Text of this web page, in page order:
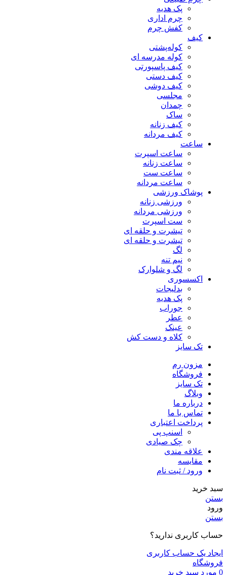
پک هدیه
چرم اداری
کفش چرم
کیف
کوله‌پشتی
کوله مدرسه ای
کیف پاسپورتی
کیف دستی
کیف دوشی
مجلسی
چمدان
ساک
کیف زنانه
کیف مردانه
ساعت
ساعت اسپرت
ساعت زنانه
ساعت ست
ساعت مردانه
پوشاک ورزشی
ورزشی زنانه
ورزشی مردانه
ست اسپرت
تیشرت و حلقه ای
تیشرت و حلقه ای
لگ
نیم تنه
لگ و شلوارک
اکسسوری
بدلیجات
پک هدیه
جوراب
عطر
عینک
کلاه و دست کش
تک سایز
مزون رم
فروشگاه
تک سایز
وبلاگ
درباره ما
تماس با ما
پرداخت اعتباری
اسنپ پی
چک صیادی
علاقه مندی
مقايسه
ورود / ثبت نام
سبد خرید
بستن
ورود
بستن
حساب کاربری ندارید؟
ایجاد یک حساب کاربری
فروشگاه
0 مورد سبد خرید